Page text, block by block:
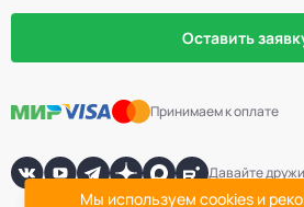
Оставить
Принимаем к оплате
Давайте
Мы используем cookies и